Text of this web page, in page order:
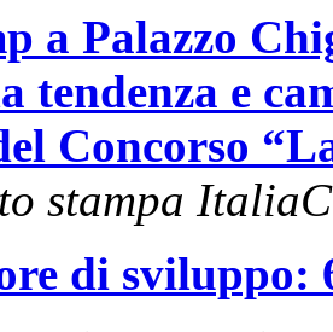
a Palazzo
tendenza e
Concorso
stampa
di sviluppo: